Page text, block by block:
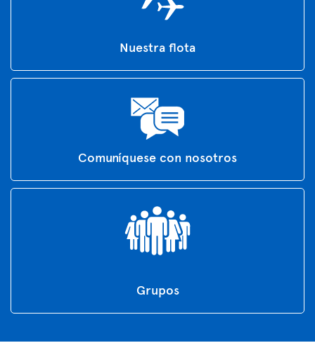
Nuestra flota
Comuníquese con nosotros
Grupos